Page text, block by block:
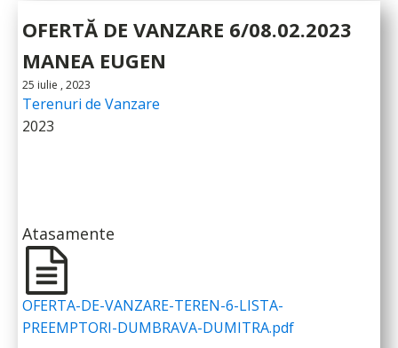
OFERTĂ DE VANZARE 6/08.02.2023
MANEA EUGEN
25 iulie , 2023
Terenuri de Vanzare
2023
Atasamente
OFERTA-DE-VANZARE-TEREN-6-LISTA-
PREEMPTORI-DUMBRAVA-DUMITRA.pdf